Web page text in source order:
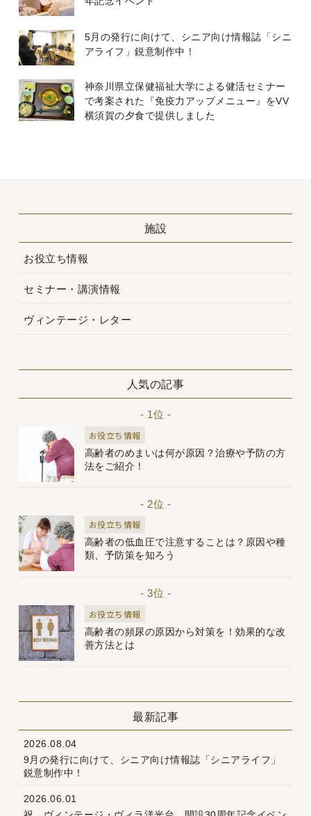
5月の発行に向けて、シニア向け情報誌「シニ
アライフ」鋭意制作中！
神奈川県立保健福祉大学による健活セミナー
で考案された『免疫力アップメニュー』をVV
横須賀の夕食で提供しました
施設
お役立ち情報
セミナー・講演情報
ヴィンテージ・レター
人気の記事
- 1位 -
お役立ち情報
高齢者のめまいは何が原因？治療や予防の方
法をご紹介！
- 2位 -
お役立ち情報
高齢者の低血圧で注意することは？原因や種
類、予防策を知ろう
- 3位 -
お役立ち情報
高齢者の頻尿の原因から対策を！効果的な改
善方法とは
最新記事
2026.08.04
9月の発行に向けて、シニア向け情報誌「シニアライフ」
鋭意制作中！
2026.06.01